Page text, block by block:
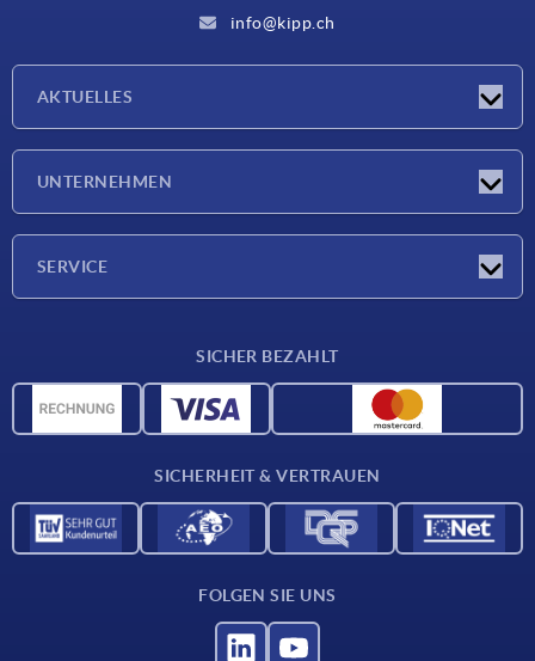
info@kipp.ch
AKTUELLES
UNTERNEHMEN
SERVICE
CAD-Daten
SICHER BEZAHLT
SICHERHEIT & VERTRAUEN
FOLGEN SIE UNS